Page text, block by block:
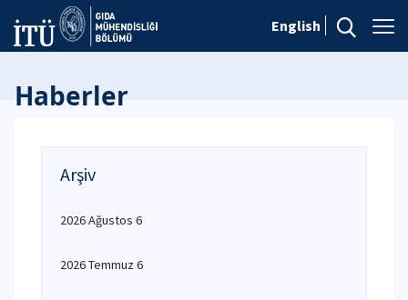
English
Haberler
Arşiv
2026 Ağustos 6
2026 Temmuz 6